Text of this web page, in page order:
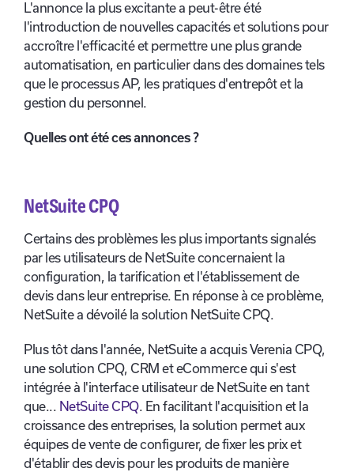
L'annonce la plus excitante a peut-être été
l'introduction de nouvelles capacités et solutions pour
accroître l'efficacité et permettre une plus grande
automatisation, en particulier dans des domaines tels
que le processus AP, les pratiques d'entrepôt et la
gestion du personnel.
Quelles ont été ces annonces ?
NetSuite CPQ
Certains des problèmes les plus importants signalés
par les utilisateurs de NetSuite concernaient la
configuration, la tarification et l'établissement de
devis dans leur entreprise. En réponse à ce problème,
NetSuite a dévoilé la solution NetSuite CPQ.
Plus tôt dans l'année, NetSuite a acquis Verenia CPQ,
une solution CPQ, CRM et eCommerce qui s'est
intégrée à l'interface utilisateur de NetSuite en tant
que... NetSuite CPQ. En facilitant l'acquisition et la
croissance des entreprises, la solution permet aux
équipes de vente de configurer, de fixer les prix et
d'établir des devis pour les produits de manière